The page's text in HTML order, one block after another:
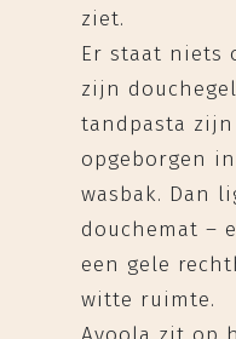
ziet.
Er staat niets
zijn
tandpasta
opgeborgen
wasbak. Dan
douchemat –
een gele
witte ruimte.